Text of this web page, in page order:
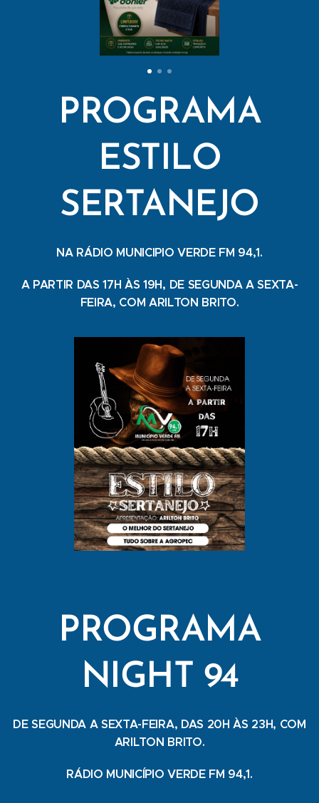
PROGRAMA
ESTILO
SERTANEJO
NA RÁDIO MUNICIPIO VERDE FM 94,1.
A PARTIR DAS 17H ÀS 19H, DE SEGUNDA A SEXTA-
FEIRA, COM ARILTON BRITO.
PROGRAMA
NIGHT 94
DE SEGUNDA A SEXTA-FEIRA, DAS 20H ÀS 23H, COM
ARILTON BRITO.
RÁDIO MUNICÍPIO VERDE FM 94,1.